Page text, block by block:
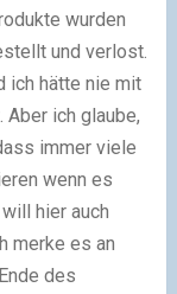
wurden
und verlost.
ich hätte nie mit
Aber ich glaube,
immer viele
wenn es
hier auch
merke es an
des